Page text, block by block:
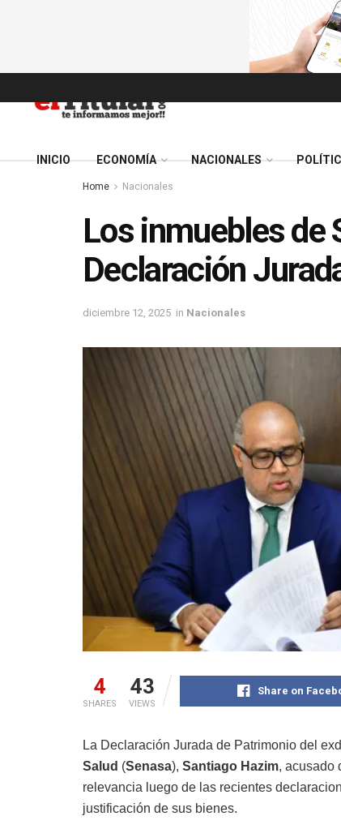
INICIO ECONOMÍA NACIONALES
Home Nacionales
Los inmuebles de
Declaración
diciembre 12, 2025 in Nacionales
4
SHARES
43
VIEWS
Share on
La Declaración Jurada de Patrimonio del
Salud (Senasa), Santiago Hazim, acusado
relevancia luego de las recientes
justificación de sus bienes.